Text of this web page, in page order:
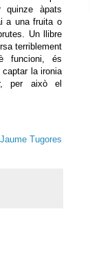
quinze àpats
a una fruita o
Un llibre
terriblement
funcioni, és
la ironia
per això el
Jaume Tugores